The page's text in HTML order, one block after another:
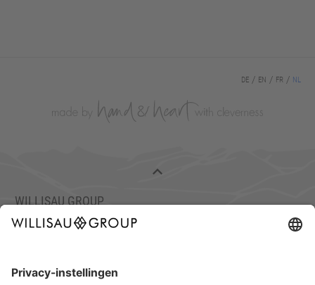
DE EN FR NL
WILLISAU GROUP
C/O TISCH & STUHL WILLISAU AG
TEL.: +41 41 972 70 10